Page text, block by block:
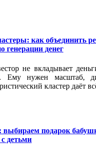
как объединить
генерации денег
не вкладывает
нужен масштаб,
кластер даёт
выбираем подарок
детьми